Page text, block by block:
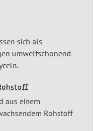
sich als
umweltschonend
aus einem
Rohstoff